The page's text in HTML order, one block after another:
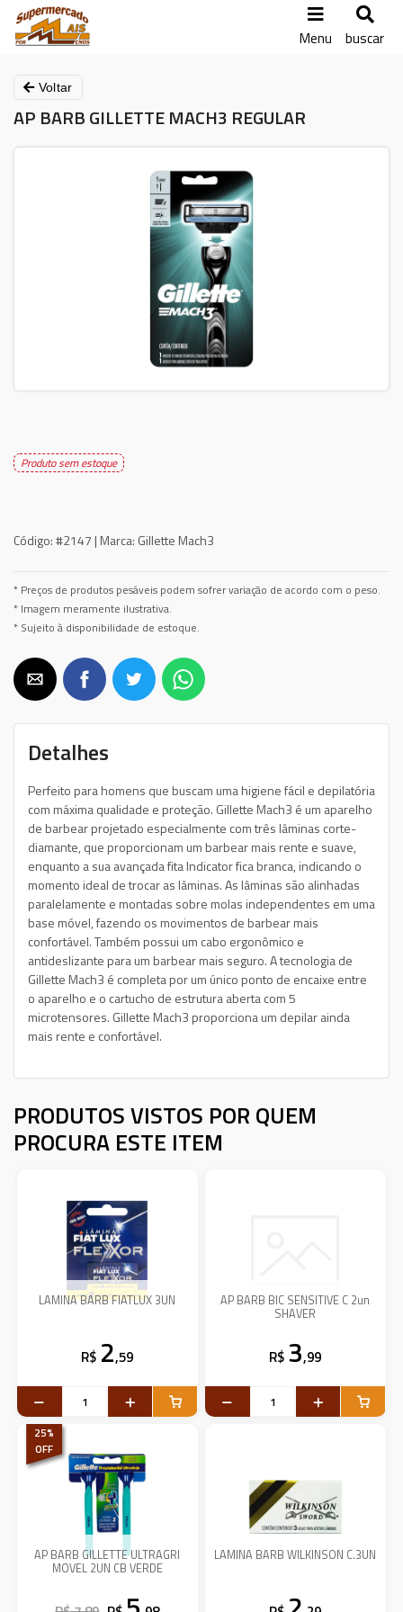
Menu buscar
Voltar
AP BARB GILLETTE MACH3 REGULAR
Produto sem estoque
Código:#2147 | Marca: Gillette Mach3
* Preços de produtos pesáveis podem sofrer variação de acordo com o peso.
* Imagem meramente ilustrativa.
* Sujeito à disponibilidade de estoque.
Detalhes
Perfeito para homens que buscam uma higiene fácil e depilatória
com máxima qualidade e proteção. Gillette Mach3 é um aparelho
de barbear projetado especialmente com três lâminas corte-
diamante, que proporcionam um barbear mais rente e suave,
enquanto a sua avançada fita Indicator fica branca, indicando o
momento ideal de trocar as lâminas. As lâminas são alinhadas
paralelamente e montadas sobre molas independentes em uma
base móvel, fazendo os movimentos de barbear mais
confortável. Também possui um cabo ergonômico e
antideslizante para um barbear mais seguro. A tecnologia de
Gillette Mach3 é completa por um único ponto de encaixe entre
o aparelho e o cartucho de estrutura aberta com 5
microtensores. Gillette Mach3 proporciona um depilar ainda
mais rente e confortável.
PRODUTOS VISTOS POR QUEM
PROCURA ESTE ITEM
LAMINA BARB FIATLUX 3UN
R$ 2,59
AP BARB BIC SENSITIVE C 2un
SHAVER
R$ 3,99
25%
OFF
AP BARB GILLETTE ULTRAGRI
MOVEL 2UN CB VERDE
LAMINA BARB WILKINSON C.3UN